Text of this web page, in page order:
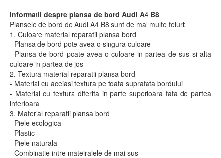
Informatii despre plansa de bord Audi A4 B8
Plansele de bord de Audi A4 B8 sunt de mai multe feluri:
1. Culoare material reparatii plansa bord
- Plansa de bord pote avea o singura culoare
- Plansa de bord poate avea o culoare in partea de sus si alta
culoare in partea de jos
2. Textura material reparatii plansa bord
- Material cu aceiasi textura pe toata suprafata bordului
- Material cu textura diferita in parte superioara fata de partea
inferioara
3. Material reparatii plansa bord
- Piele ecologica
- Plastic
- Piele naturala
- Combinatie intre mateiralele de mai sus